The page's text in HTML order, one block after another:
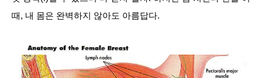
때, 내 몸은 완벽하지 않아도 아름답다.